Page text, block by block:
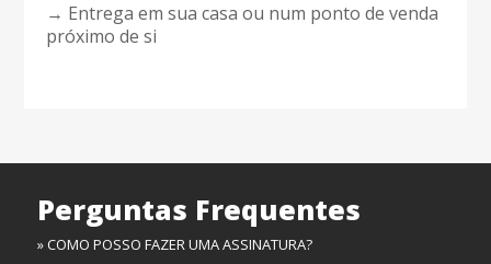
→ Entrega em sua casa ou num ponto de venda
próximo de si
Perguntas Frequentes
» COMO POSSO FAZER UMA ASSINATURA?